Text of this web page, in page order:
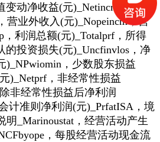
动净收益(元)_NetincmFVC，
营业外收入(元)_Nopeincm，营
，利润总额(元)_Totalprf，所得
的投资损失(元)_Uncfinvlos，净
)_NPwiomin，少数股东损益
)_Netprf，非经常性损益
非经常性损益后净利润
计准则净利润(元)_PrfatISA，境
_Marinoustat，经营活动产生
，每股经营活动现金流